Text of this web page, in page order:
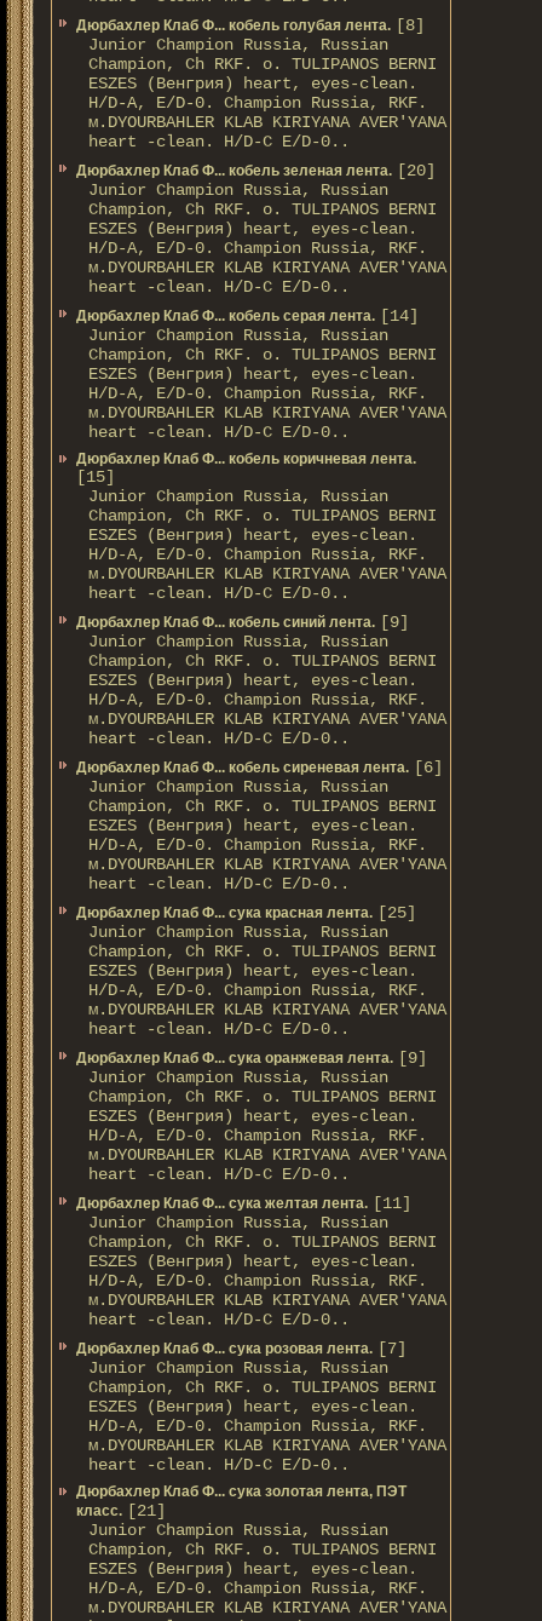
Дюрбахлер Клаб Ф... кобель голубая лента. [8]
Junior Champion Russia, Russian
Champion, Ch RKF. о. TULIPANOS BERNI
ESZES (Венгрия) heart, eyes-clean.
H/D-A, E/D-0. Champion Russia, RKF.
м.DYOURBAHLER KLAB KIRIYANA AVER'YANA
heart -clean. H/D-С E/D-0..
Дюрбахлер Клаб Ф... кобель зеленая лента. [20]
Junior Champion Russia, Russian
Champion, Ch RKF. о. TULIPANOS BERNI
ESZES (Венгрия) heart, eyes-clean.
H/D-A, E/D-0. Champion Russia, RKF.
м.DYOURBAHLER KLAB KIRIYANA AVER'YANA
heart -clean. H/D-С E/D-0..
Дюрбахлер Клаб Ф... кобель серая лента. [14]
Junior Champion Russia, Russian
Champion, Ch RKF. о. TULIPANOS BERNI
ESZES (Венгрия) heart, eyes-clean.
H/D-A, E/D-0. Champion Russia, RKF.
м.DYOURBAHLER KLAB KIRIYANA AVER'YANA
heart -clean. H/D-С E/D-0..
Дюрбахлер Клаб Ф... кобель коричневая лента.
[15]
Junior Champion Russia, Russian
Champion, Ch RKF. о. TULIPANOS BERNI
ESZES (Венгрия) heart, eyes-clean.
H/D-A, E/D-0. Champion Russia, RKF.
м.DYOURBAHLER KLAB KIRIYANA AVER'YANA
heart -clean. H/D-С E/D-0..
Дюрбахлер Клаб Ф... кобель синий лента. [9]
Junior Champion Russia, Russian
Champion, Ch RKF. о. TULIPANOS BERNI
ESZES (Венгрия) heart, eyes-clean.
H/D-A, E/D-0. Champion Russia, RKF.
м.DYOURBAHLER KLAB KIRIYANA AVER'YANA
heart -clean. H/D-С E/D-0..
Дюрбахлер Клаб Ф... кобель сиреневая лента. [6]
Junior Champion Russia, Russian
Champion, Ch RKF. о. TULIPANOS BERNI
ESZES (Венгрия) heart, eyes-clean.
H/D-A, E/D-0. Champion Russia, RKF.
м.DYOURBAHLER KLAB KIRIYANA AVER'YANA
heart -clean. H/D-С E/D-0..
Дюрбахлер Клаб Ф... сука красная лента. [25]
Junior Champion Russia, Russian
Champion, Ch RKF. о. TULIPANOS BERNI
ESZES (Венгрия) heart, eyes-clean.
H/D-A, E/D-0. Champion Russia, RKF.
м.DYOURBAHLER KLAB KIRIYANA AVER'YANA
heart -clean. H/D-С E/D-0..
Дюрбахлер Клаб Ф... сука оранжевая лента. [9]
Junior Champion Russia, Russian
Champion, Ch RKF. о. TULIPANOS BERNI
ESZES (Венгрия) heart, eyes-clean.
H/D-A, E/D-0. Champion Russia, RKF.
м.DYOURBAHLER KLAB KIRIYANA AVER'YANA
heart -clean. H/D-С E/D-0..
Дюрбахлер Клаб Ф... сука желтая лента. [11]
Junior Champion Russia, Russian
Champion, Ch RKF. о. TULIPANOS BERNI
ESZES (Венгрия) heart, eyes-clean.
H/D-A, E/D-0. Champion Russia, RKF.
м.DYOURBAHLER KLAB KIRIYANA AVER'YANA
heart -clean. H/D-С E/D-0..
Дюрбахлер Клаб Ф... сука розовая лента. [7]
Junior Champion Russia, Russian
Champion, Ch RKF. о. TULIPANOS BERNI
ESZES (Венгрия) heart, eyes-clean.
H/D-A, E/D-0. Champion Russia, RKF.
м.DYOURBAHLER KLAB KIRIYANA AVER'YANA
heart -clean. H/D-С E/D-0..
Дюрбахлер Клаб Ф... сука золотая лента, ПЭТ
класс. [21]
Junior Champion Russia, Russian
Champion, Ch RKF. о. TULIPANOS BERNI
ESZES (Венгрия) heart, eyes-clean.
H/D-A, E/D-0. Champion Russia, RKF.
м.DYOURBAHLER KLAB KIRIYANA AVER'YANA